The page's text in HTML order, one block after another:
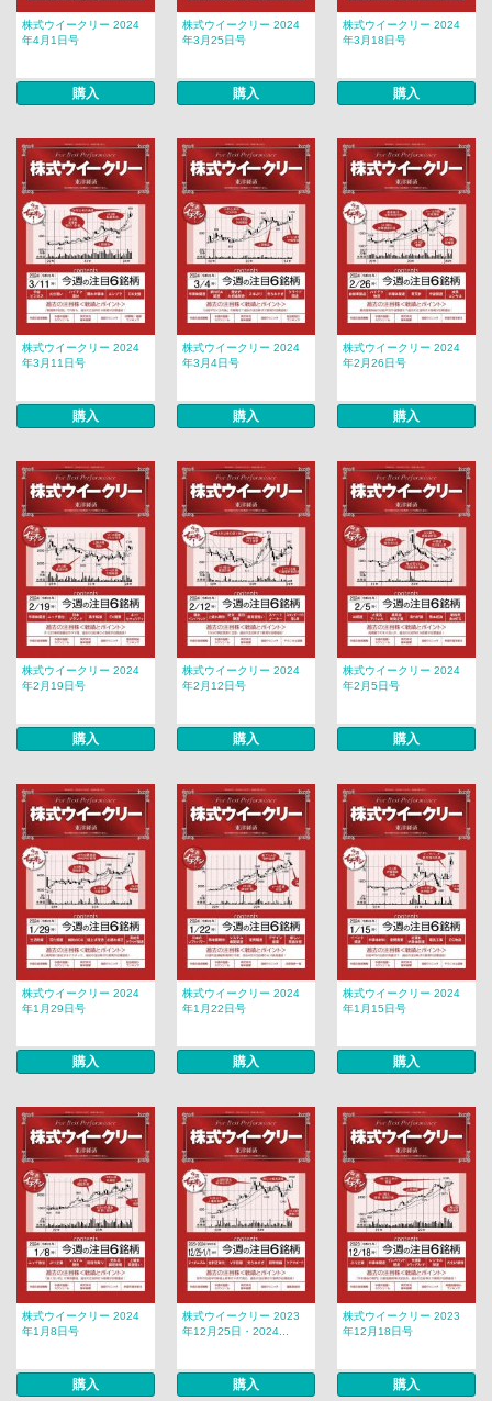
株式ウイークリー 2024
年4月1日号
購入
株式ウイークリー 2024
年3月25日号
購入
株式ウイークリー 2024
年3月18日号
購入
株式ウイークリー 2024
年3月11日号
購入
株式ウイークリー 2024
年3月4日号
購入
株式ウイークリー 2024
年2月26日号
購入
株式ウイークリー 2024
年2月19日号
購入
株式ウイークリー 2024
年2月12日号
購入
株式ウイークリー 2024
年2月5日号
購入
株式ウイークリー 2024
年1月29日号
購入
株式ウイークリー 2024
年1月22日号
購入
株式ウイークリー 2024
年1月15日号
購入
株式ウイークリー 2024
年1月8日号
購入
株式ウイークリー 2023
年12月25日・2024...
購入
株式ウイークリー 2023
年12月18日号
購入